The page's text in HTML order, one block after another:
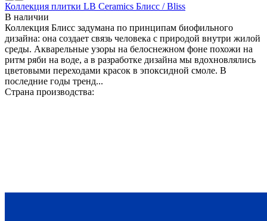
Коллекция плитки LB Ceramics Блисс / Bliss
В наличии
Коллекция Блисс задумана по принципам биофильного
дизайна: она создает связь человека с природой внутри жилой
среды. Акварельные узоры на белоснежном фоне похожи на
ритм ряби на воде, а в разработке дизайна мы вдохновлялись
цветовыми переходами красок в эпоксидной смоле. В
последние годы тренд...
Страна производства: